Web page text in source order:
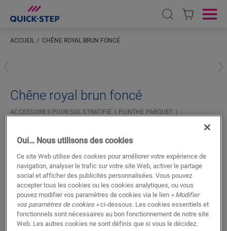
Open search
ACCUEIL CHÊNE ROYAL BRUN FONCÉ
Chêne royal brun foncé
ACCESSOIRES POUR SOL STRATIFIÉ
PLINTHE PARQUET
QSPSKR04145
Belle finition
Pour votre sol stratifié
Couleur assortie à votre sol
Couche supérieure résistante aux rayures
Oui… Nous utilisons des cookies
Ce site Web utilise des cookies pour améliorer votre expérience de
navigation, analyser le trafic sur votre site Web, activer le partage
social et afficher des publicités personnalisées. Vous pouvez
accepter tous les cookies ou les cookies analytiques, ou vous
pouvez modifier vos paramètres de cookies via le lien « Modifier
vos paramètres de cookies »ci-dessous. Les cookies essentiels et
fonctionnels sont nécessaires au bon fonctionnement de notre site
Web. Les autres cookies ne sont définis que si vous le décidez.